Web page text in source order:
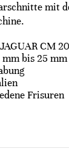
mit
CM
bis 25 mm
Frisuren